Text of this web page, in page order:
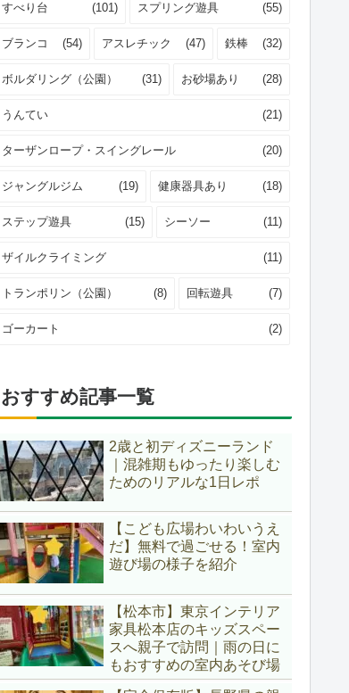
すべり台 (101) スプリング遊具 (55)
ブランコ (54) アスレチック (47) 鉄棒 (32)
ボルダリング（公園） (31) お砂場あり (28)
うんてい (21)
ターザンロープ・スイングレール (20)
ジャングルジム (19) 健康器具あり (18)
ステップ遊具 (15) シーソー (11)
ザイルクライミング (11)
トランポリン（公園） (8) 回転遊具 (7)
ゴーカート (2)
おすすめ記事一覧
2歳と初ディズニーランド
｜混雑期もゆったり楽しむ
ためのリアルな1日レポ
【こども広場わいわいうえ
だ】無料で過ごせる！室内
遊び場の様子を紹介
【松本市】東京インテリア
家具松本店のキッズスペー
スへ親子で訪問｜雨の日に
もおすすめの室内あそび場